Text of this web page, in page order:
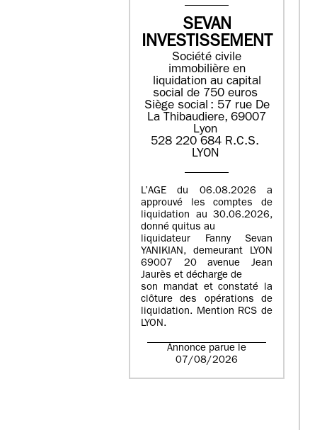
SEVAN
INVESTISSEMENT
Société civile
immobilière en
liquidation ​au capital
social de 750 euros​
Siège social : ​57 rue De
La Thibaudiere, 69007
Lyon​
​​528 220 684​ R.C.S. ​
LYON​
L’AGE du 06.08.2026 a
approuvé les comptes de
liquidation au 30.06.2026,
donné quitus au
liquidateur Fanny Sevan
YANIKIAN, demeurant LYON
69007 20 avenue Jean
Jaurès et décharge de
son mandat et constaté la
clôture des opérations de
liquidation. Mention RCS de
LYON.
Annonce parue le
07/08/2026